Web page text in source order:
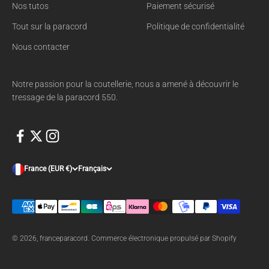
Nos tutos
Tout sur la paracord
Nous contacter
Paiement sécurisé
Politique de confidentialité
Notre passion pour la coutellerie, nous a amené à découvrir le
tressage de la paracord 550.
France (EUR €) Français
© 2026, franceparacord. Commerce électronique propulsé par Shopify